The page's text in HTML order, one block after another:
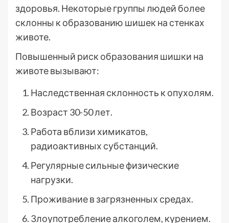
здоровья. Некоторые группы людей более
склонны к образованию шишек на стенках
животе.
Повышенный риск образования шишки на
животе вызывают:
Наследственная склонность к опухолям.
Возраст 30-50 лет.
Работа вблизи химикатов,
радиоактивных субстанций.
Регулярные сильные физические
нагрузки.
Проживание в загрязненных средах.
Злоупотребление алкоголем, курением.